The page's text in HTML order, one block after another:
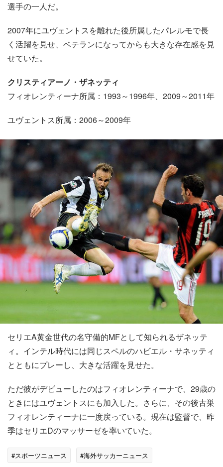
選手の一人だ。
2007年にユヴェントスを離れた後所属したパレルモで長
く活躍を見せ、ベテランになってからも大きな存在感を見
せていた。
クリスティアーノ・ザネッティ
フィオレンティーナ所属：1993～1996年、2009～2011年
ユヴェントス所属：2006～2009年
セリエA黄金世代の名守備的MFとして知られるザネッテ
ィ。インテル時代には同じスペルのハビエル・サネッティ
とともにプレーし、大きな活躍を見せた。
ただ彼がデビューしたのはフィオレンティーナで、29歳の
ときにはユヴェントスにも加入した。さらに、その後古巣
フィオレンティーナに一度戻っている。現在は監督で、昨
季はセリエDのマッサーゼを率いていた。
#スポーツニュース #海外サッカーニュース